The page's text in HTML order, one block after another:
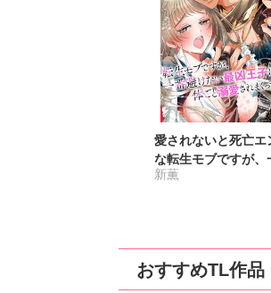
愛されないと死亡エ
な転生モブですが、
避けたい最凶王子に
新薫
おすすめTL作品